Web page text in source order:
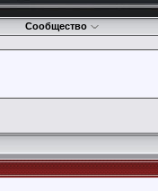
Сообщество